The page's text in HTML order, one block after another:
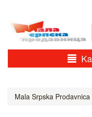
Mala Srpska Prodavnica